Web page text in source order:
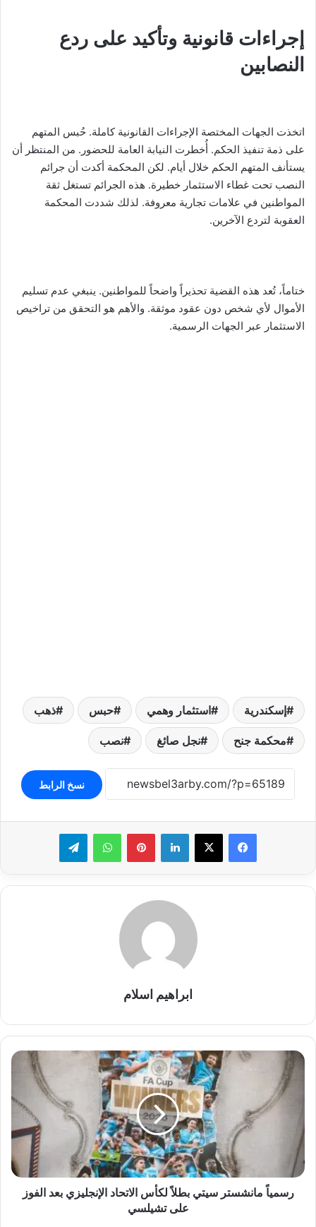
إجراءات قانونية وتأكيد على ردع
النصابين
اتخذت الجهات المختصة الإجراءات القانونية كاملة. حُبس المتهم
على ذمة تنفيذ الحكم. أُخطرت النيابة العامة للحضور. من المنتظر أن
يستأنف المتهم الحكم خلال أيام. لكن المحكمة أكدت أن جرائم
النصب تحت غطاء الاستثمار خطيرة. هذه الجرائم تستغل ثقة
المواطنين في علامات تجارية معروفة. لذلك شددت المحكمة
العقوبة لتردع الآخرين.
ختاماً، تُعد هذه القضية تحذيراً واضحاً للمواطنين. ينبغي عدم تسليم
الأموال لأي شخص دون عقود موثقة. والأهم هو التحقق من تراخيص
الاستثمار عبر الجهات الرسمية.
إسكندرية استثمار وهمي حبس ذهب
محكمة جنح نجل صائغ نصب
نسخ الرابط
لينكدإن بينتيريستواتساب تيلقرام
ابراهيم اسلام
رسمياً
مانشستر
سيتي
الاتحاد
الإنجليزي
بعد
الفوز
رسمياً مانشستر سيتي بطلاً لكأس الاتحاد الإنجليزي بعد الفوز
على تشيلسي